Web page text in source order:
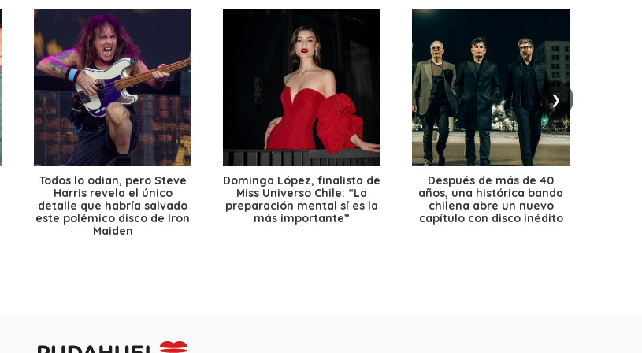
❯
Todos lo odian, pero Steve
Harris revela el único
detalle que habría salvado
este polémico disco de Iron
Maiden
Dominga López, finalista de
Miss Universo Chile: “La
preparación mental sí es la
más importante”
Después de más de 40
años, una histórica banda
chilena abre un nuevo
capítulo con disco inédito